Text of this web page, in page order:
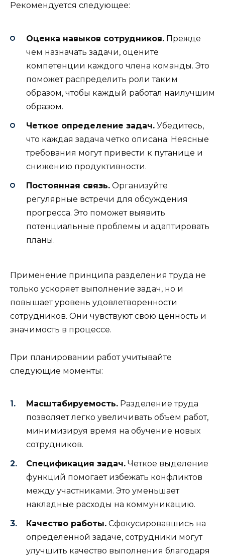
Рекомендуется следующее:
Оценка навыков сотрудников. Прежде
чем назначать задачи, оцените
компетенции каждого члена команды. Это
поможет распределить роли таким
образом, чтобы каждый работал наилучшим
образом.
Четкое определение задач. Убедитесь,
что каждая задача четко описана. Неясные
требования могут привести к путанице и
снижению продуктивности.
Постоянная связь. Организуйте
регулярные встречи для обсуждения
прогресса. Это поможет выявить
потенциальные проблемы и адаптировать
планы.
Применение принципа разделения труда не
только ускоряет выполнение задач, но и
повышает уровень удовлетворенности
сотрудников. Они чувствуют свою ценность и
значимость в процессе.
При планировании работ учитывайте
следующие моменты:
Масштабируемость. Разделение труда
позволяет легко увеличивать объем работ,
минимизируя время на обучение новых
сотрудников.
Спецификация задач. Четкое выделение
функций помогает избежать конфликтов
между участниками. Это уменьшает
накладные расходы на коммуникацию.
Качество работы. Сфокусировавшись на
определенной задаче, сотрудники могут
улучшить качество выполнения благодаря